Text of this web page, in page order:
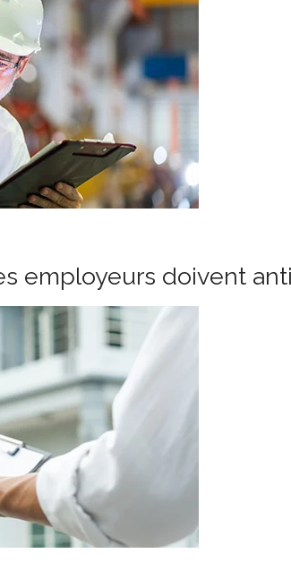
employeurs doivent